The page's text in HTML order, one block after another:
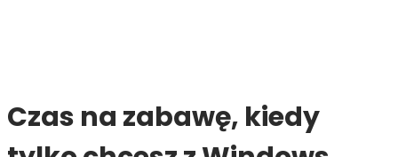
Czas na zabawę, kiedy